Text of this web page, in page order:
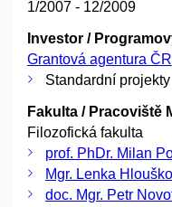
1/2007 - 12/2009
Investor /
Grantová agentura ČR
Standardní projekty
Fakulta / Pracoviště
Filozofická fakulta
prof. PhDr. Milan
Mgr. Lenka
doc. Mgr. Petr